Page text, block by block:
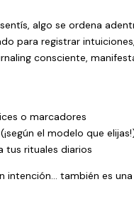
algo se ordena
para registrar
consciente,
o marcadores
el modelo que
tus rituales diarios
intención… también es